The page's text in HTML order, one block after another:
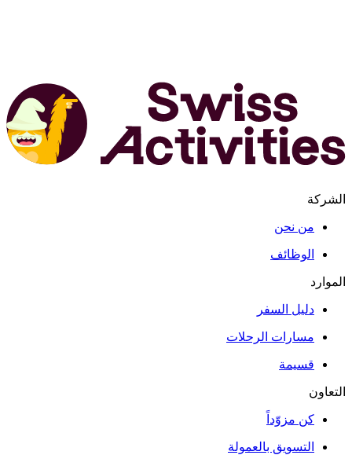
الشركة
من نحن
الوظائف
الموارد
دليل السفر
مسارات الرحلات
قسيمة
التعاون
كن مزوّداً
التسويق بالعمولة